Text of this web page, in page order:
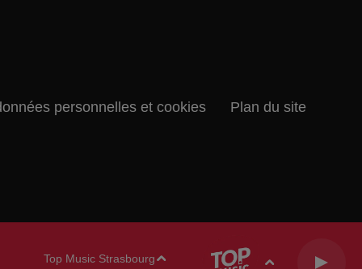
Top Music Strasbourg
personnelles et cookies Plan du site